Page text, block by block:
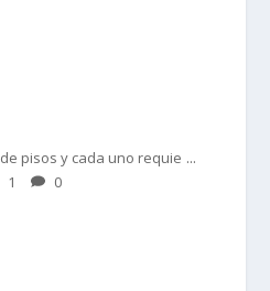
pisos y cada uno requie ...
1 0